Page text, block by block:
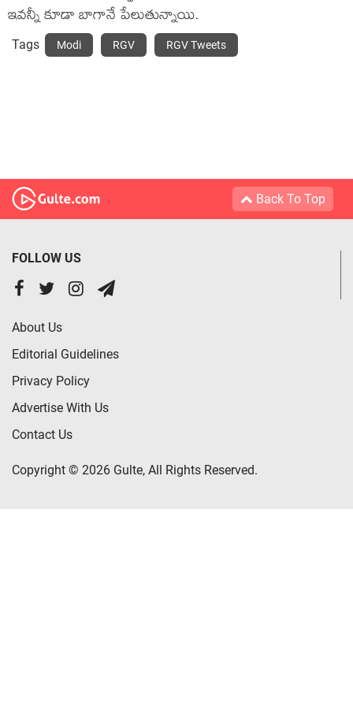
ఇవన్నీ కూడా బాగానే పేలుతున్నాయి.
Tags Modi RGV RGV Tweets
Back To Top
FOLLOW US
About Us
Editorial Guidelines
Privacy Policy
Advertise With Us
Contact Us
Copyright © 2026 Gulte, All Rights Reserved.